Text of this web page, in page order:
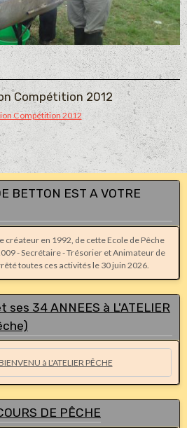
Compétition 2012
BETTON EST A VOTRE
créateur en 1992, de cette Ecole de Pêche
- Secrétaire - Trésorier et Animateur de
toutes ces activités le 30 juin 2026.
ses 34 ANNEES à L'ATELIER
à L'ATELIER PÊCHE
DE PÊCHE